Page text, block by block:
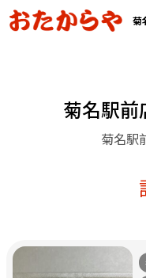
菊
菊名駅前
菊名駅